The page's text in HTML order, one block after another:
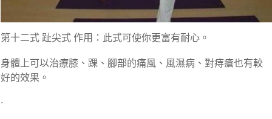
第十二式 趾尖式 作用：此式可使你更富有耐心。
身體上可以治療膝、踝、腳部的痛風、風濕病、對痔瘡也有較
好的效果。
.